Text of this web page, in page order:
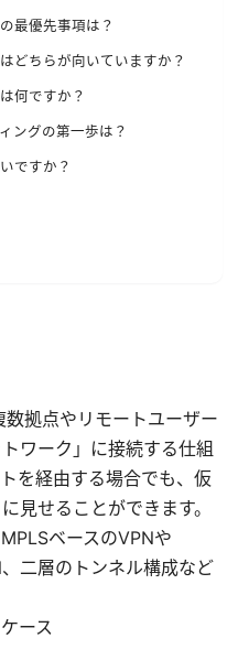
最優先事項は？
どちらが向いていますか？
何ですか？
ングの第一歩は？
ですか？
拠点やリモートユーザー
ワーク」に接続する仕組
を経由する場合でも、仮
見せることができます。
ベースのVPNや
二層のトンネル構成など
ース